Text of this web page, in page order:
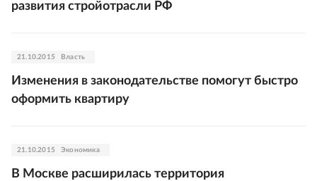
развития стройотрасли РФ
21.10.2015 Власть
Изменения в законодательстве помогут быстро
оформить квартиру
21.10.2015 Экономика
В Москве расширилась территория